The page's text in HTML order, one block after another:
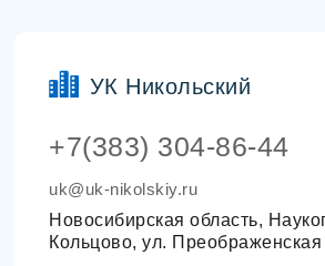
УК Никольский
+7(383) 304-86-44
uk@uk-nikolskiy.ru
Новосибирская область,
Кольцово, ул.